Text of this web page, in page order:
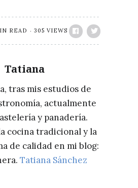
READ 305 VIEWS
Tatiana
tras mis estudios de
actualmente
y panadería.
cocina tradicional y la
de calidad en mi blog:
Tatiana Sánchez